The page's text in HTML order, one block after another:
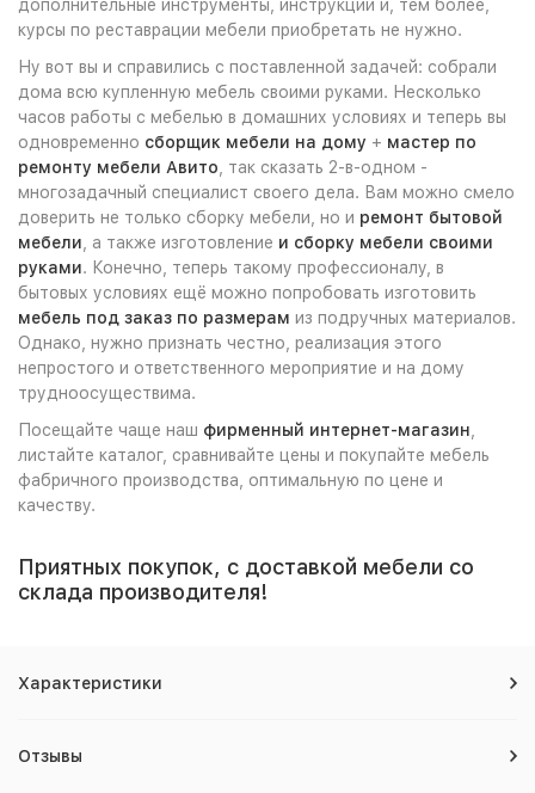
дополнительные инструменты, инструкции и, тем более,
курсы по реставрации мебели приобретать не нужно.
Ну вот вы и справились с поставленной задачей: собрали
дома всю купленную мебель своими руками. Несколько
часов работы с мебелью в домашних условиях и теперь вы
одновременно сборщик мебели на дому + мастер по
ремонту мебели Авито , так сказать 2-в-одном -
многозадачный специалист своего дела. Вам можно смело
доверить не только сборку мебели, но и ремонт бытовой
мебели , а также изготовление и сборку мебели своими
руками. Конечно, теперь такому профессионалу, в
бытовых условиях ещё можно попробовать изготовить
мебель под заказ по размерам из подручных материалов.
Однако, нужно признать честно, реализация этого
непростого и ответственного мероприятие и на дому
трудноосуществима.
Посещайте чаще наш фирменный интернет-магазин
листайте каталог, сравнивайте цены и покупайте мебель
фабричного производства, оптимальную по цене и
качеству.
Приятных покупок, с доставкой мебели со
склада производителя!
Характеристики
Отзывы